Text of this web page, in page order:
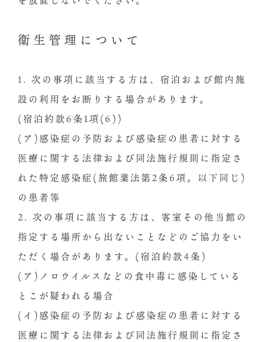
衛生管理について
1. 次の事項に該当する方は、宿泊および館内施
設の利用をお断りする場合があります。
(宿泊約款6条1項(6))
(ア)感染症の予防および感染症の患者に対する
医療に関する法律および同法施行規則に指定さ
れた特定感染症(旅館業法第2条6項。以下同じ)
の患者等
2. 次の事項に該当する方は、客室その他当館の
指定する場所から出ないことなどのご協力をい
ただく場合があります。(宿泊約款4条)
(ア)ノロウイルスなどの食中毒に感染している
とこが疑われる場合
(イ)感染症の予防および感染症の患者に対する
医療に関する法律および同法施行規則に指定さ